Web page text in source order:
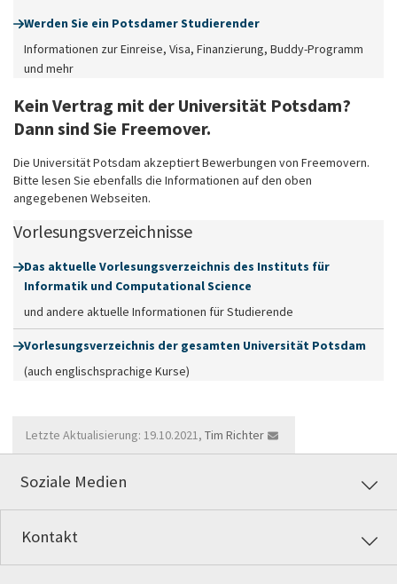
Werden Sie ein Potsdamer Studierender
Informationen zur Einreise, Visa, Finanzierung, Buddy-Programm
und mehr
Kein Vertrag mit der Universität Potsdam?
Dann sind Sie Freemover.
Die Universität Potsdam akzeptiert Bewerbungen von Freemovern.
Bitte lesen Sie ebenfalls die Informationen auf den oben
angegebenen Webseiten.
Vorlesungsverzeichnisse
Das aktuelle Vorlesungsverzeichnis des Instituts für
Informatik und Computational Science
und andere aktuelle Informationen für Studierende
Vorlesungsverzeichnis der gesamten Universität Potsdam
(auch englischsprachige Kurse)
Letzte Aktualisierung: 19.10.2021, Tim Richter
Soziale Medien
Kontakt